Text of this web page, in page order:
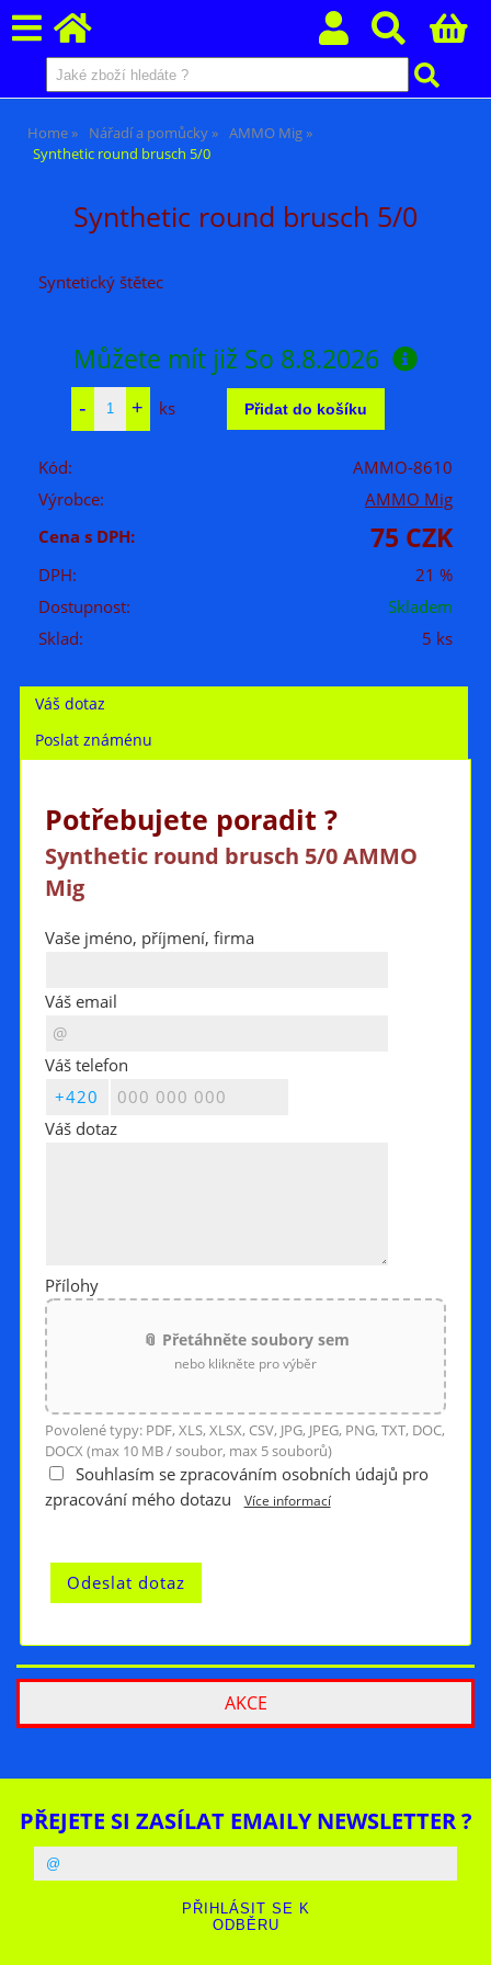
Home Nářadí a pomůcky
AMMO Mig
Synthetic round brusch 5/0
Synthetic round brusch 5/0
Syntetický štětec
Můžete mít již So 8.8.2026
ks
Kód:
AMMO-8610
Výrobce:
AMMO Mig
Cena s DPH:
75 CZK
DPH:
21 %
Dostupnost:
Skladem
Sklad:
5 ks
Váš dotaz
Poslat známénu
Potřebujete poradit ?
Synthetic round brusch 5/0 AMMO
Mig
Vaše jméno, příjmení, firma
Váš email
Váš telefon
Váš dotaz
Přílohy
📎 Přetáhněte soubory sem
nebo klikněte pro výběr
Povolené typy: PDF, XLS, XLSX, CSV, JPG, JPEG, PNG, TXT, DOC,
DOCX (max 10 MB / soubor, max 5 souborů)
Souhlasím se zpracováním osobních údajů pro
zpracování mého dotazu
Více informací
AKCE
PŘEJETE SI ZASÍLAT EMAILY NEWSLETTER ?